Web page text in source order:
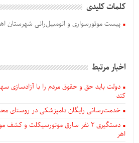
کلمات کلیدی
پیست موتورسواری و اتومبیل‌رانی شهرستان
اخبار مرتبط
دولت باید حق و حقوق مردم را با آزادسازی
کند
خدمت‌رسانی رایگان دامپزشکی در روستای
دستگيری ۲ نفر سارق موتورسیکلت و
اهر